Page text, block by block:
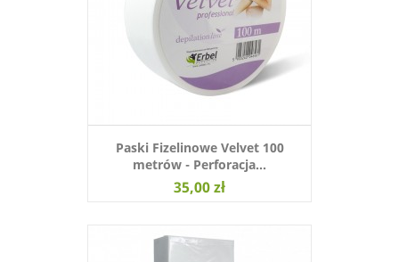
Paski Fizelinowe Velvet 100
metrów - Perforacja...
35,00 zł